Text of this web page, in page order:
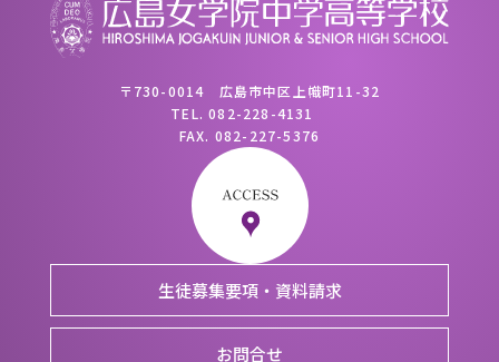
〒730-0014 広島市中区上幟町11-32
TEL.082-228-4131
FAX. 082-227-5376
生徒募集要項・資料請求
お問合せ